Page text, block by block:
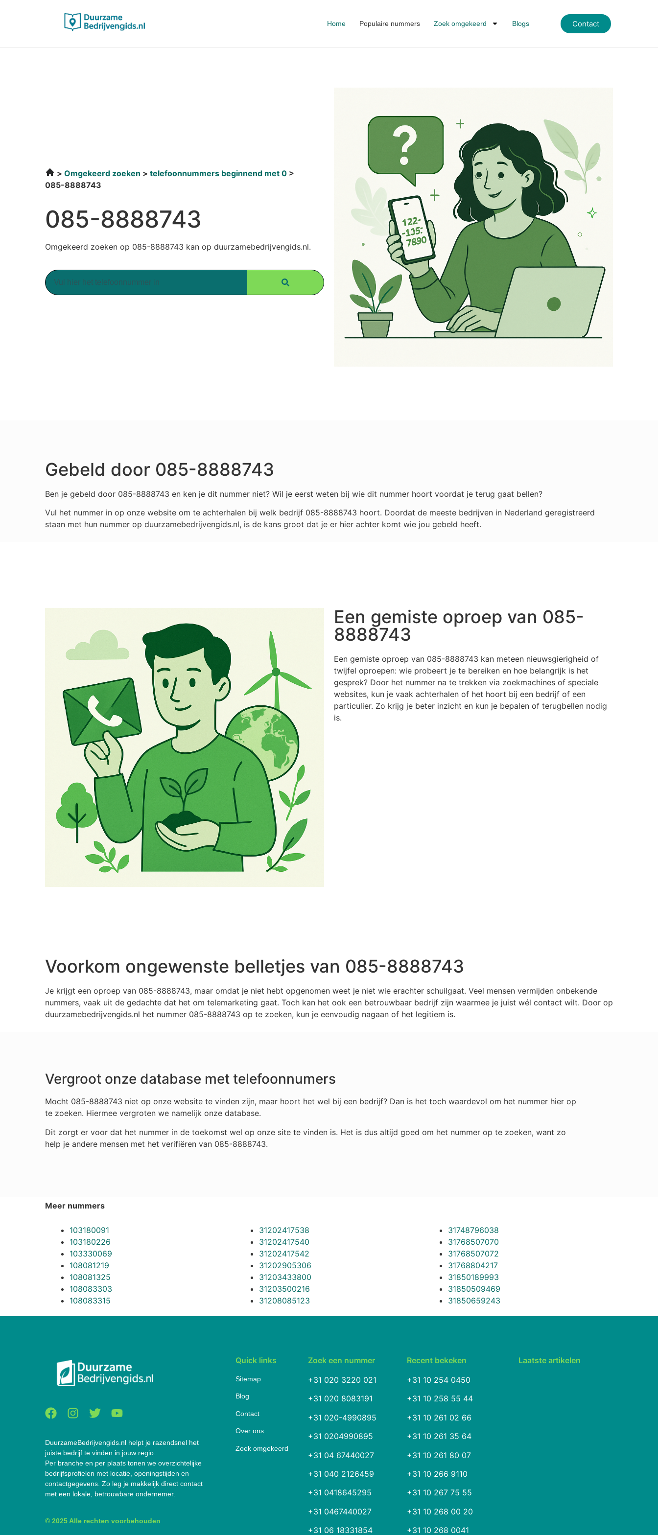
Home Populaire nummers Zoek omgekeerd Blogs Contact
Omgekeerd zoeken
telefoonnummers beginnend met 0
085-8888743
085-8888743
Omgekeerd zoeken op 085-8888743 kan op duurzamebedrijvengids.nl.
Gebeld door 085-8888743
Ben je gebeld door 085-8888743 en ken je dit nummer niet? Wil je eerst weten bij wie dit nummer hoort voordat je terug gaat bellen?
Vul het nummer in op onze website om te achterhalen bij welk bedrijf 085-8888743 hoort. Doordat de meeste bedrijven in Nederland geregistreerd
staan met hun nummer op duurzamebedrijvengids.nl, is de kans groot dat je er hier achter komt wie jou gebeld heeft.
Een gemiste oproep van 085-
8888743
Een gemiste oproep van 085-8888743 kan meteen nieuwsgierigheid of
twijfel oproepen: wie probeert je te bereiken en hoe belangrijk is het
gesprek? Door het nummer na te trekken via zoekmachines of speciale
websites, kun je vaak achterhalen of het hoort bij een bedrijf of een
particulier. Zo krijg je beter inzicht en kun je bepalen of terugbellen nodig
is.
Voorkom ongewenste belletjes van 085-8888743
Je krijgt een oproep van 085-8888743, maar omdat je niet hebt opgenomen weet je niet wie erachter schuilgaat. Veel mensen vermijden onbekende
nummers, vaak uit de gedachte dat het om telemarketing gaat. Toch kan het ook een betrouwbaar bedrijf zijn waarmee je juist wél contact wilt. Door op
duurzamebedrijvengids.nl het nummer 085-8888743 op te zoeken, kun je eenvoudig nagaan of het legitiem is.
Vergroot onze database met telefoonnumers
Mocht 085-8888743 niet op onze website te vinden zijn, maar hoort het wel bij een bedrijf? Dan is het toch waardevol om het nummer hier op
te zoeken. Hiermee vergroten we namelijk onze database.
Dit zorgt er voor dat het nummer in de toekomst wel op onze site te vinden is. Het is dus altijd goed om het nummer op te zoeken, want zo
help je andere mensen met het verifiëren van 085-8888743.
Meer nummers
103180091
103180226
103330069
108081219
108081325
108083303
108083315
31202417538
31202417540
31202417542
31202905306
31203433800
31203500216
31208085123
31748796038
31768507070
31768507072
31768804217
31850189993
31850509469
31850659243
DuurzameBedrijvengids.nl helpt je razendsnel het
juiste bedrijf te vinden in jouw regio.
Per branche en per plaats tonen we overzichtelijke
bedrijfsprofielen met locatie, openingstijden en
contactgegevens. Zo leg je makkelijk direct contact
met een lokale, betrouwbare ondernemer.
© 2025 Alle rechten voorbehouden
Quick links
Sitemap
Blog
Contact
Over ons
Zoek omgekeerd
Zoek een nummer
+31 020 3220 021
+31 020 8083191
+31 020-4990895
+31 0204990895
+31 04 67440027
+31 040 2126459
+31 0418645295
+31 0467440027
+31 06 18331854
Recent bekeken
+31 10 254 0450
+31 10 258 55 44
+31 10 261 02 66
+31 10 261 35 64
+31 10 261 80 07
+31 10 266 9110
+31 10 267 75 55
+31 10 268 00 20
+31 10 268 0041
Laatste artikelen